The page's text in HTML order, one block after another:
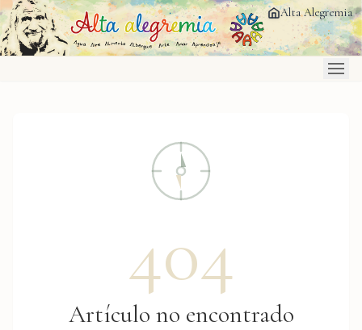
Saltar al contenido principal Alta Alegremia
404
Artículo no encontrado